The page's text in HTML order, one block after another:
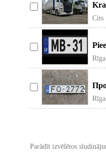
Cits
Rīga
Rīga
Parādīt izvēlētos